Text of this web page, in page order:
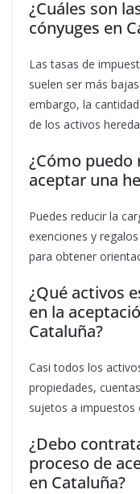
¿Cuáles son
cónyuges en
Las tasas de
suelen ser más
embargo, la
de los activos
¿Cómo puedo
aceptar una
Puedes reducir la
exenciones y
para obtener
¿Qué activos
en la
Cataluña?
Casi todos los
propiedades,
sujetos a impuestos
¿Debo
proceso de
en Cataluña?